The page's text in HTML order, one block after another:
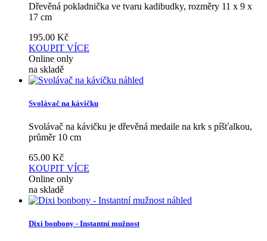
Dřevěná pokladnička ve tvaru kadibudky, rozměry 11 x 9 x
17 cm
195.00 Kč
KOUPIT VÍCE
Online only
na skladě
náhled
Svolávač na kávičku
Svolávač na kávičku je dřevěná medaile na krk s píšťalkou,
průměr 10 cm
65.00 Kč
KOUPIT VÍCE
Online only
na skladě
náhled
Dixi bonbony - Instantní mužnost